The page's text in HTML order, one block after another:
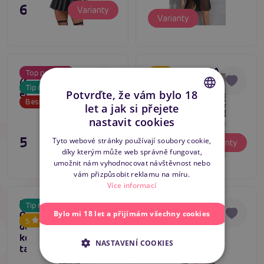
695 Kč Varianty
Varianty
Top produkt
Tip na dárek
Bestseller
Casmir KEA Chemise
(Black), průhledná
erotická košilka
Skladem
595 Kč Varianty
Avanua DONNA
Chemise (Black)
Skladem
795 Kč Varianty
Tip na dárek
5
Passion YOLANDA
CHEMISE černá
dámská krajková
košilka (košilka +
tanga)
Skladem
Tip na dárek
Sexy obleček
Babydoll Pink
Skladem
ENGLISH
Potvrďte, že vám bylo 18
let a jak si přejete
nastavit cookies
Tyto webové stránky používají soubory cookie,
díky kterým může web správně fungovat,
umožnit nám vyhodnocovat návštěvnost nebo
vám přizpůsobit reklamu na míru.
Více informací
Bylo mi 18 let a přijímám všechny cookies
NASTAVENÍ COOKIES